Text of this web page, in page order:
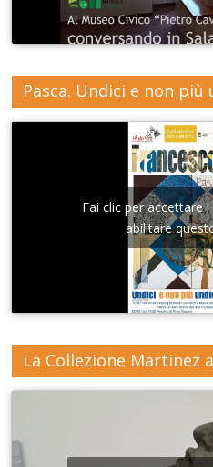
Pasca. Undici e non più
Fai clic per accettare
abilitare
La Collezione Martinez